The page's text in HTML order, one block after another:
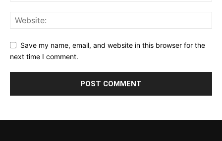
Save my name, email, and website in this browser for the
next time I comment.